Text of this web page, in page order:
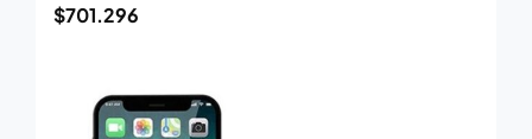
$701.296
precio
original
precio
actual